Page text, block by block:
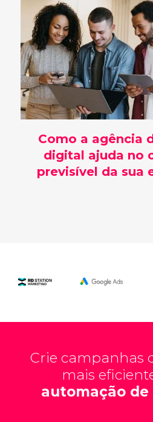
Como a agência
digital ajuda no
previsível da sua
Crie campanhas
mais
automação